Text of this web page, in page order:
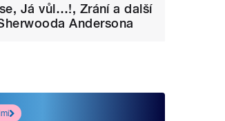
Já vůl…!, Zrání a další
Andersona